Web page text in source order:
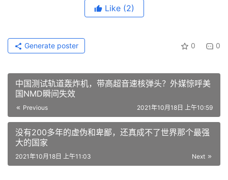
Like (2)
0 0
Generate poster
中国测试轨道轰炸机，带高超音速核弹头？外媒惊呼美
国NMD瞬间失效
Previous 2021年10月18日 上午10:59
没有200多年的虚伪和卑鄙，还真成不了世界那个最强
大的国家
Next
2021年10月18日 上午11:03